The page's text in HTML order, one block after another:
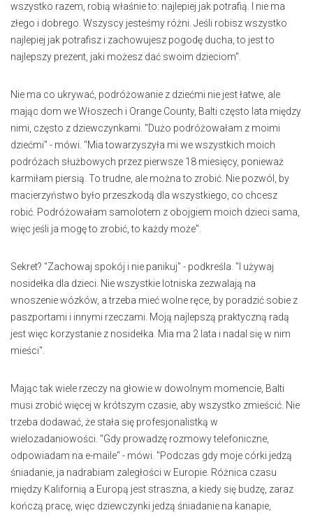
wszystko razem, robią właśnie to: najlepiej jak potrafią. I nie ma
złego i dobrego. Wszyscy jesteśmy różni. Jeśli robisz wszystko
najlepiej jak potrafisz i zachowujesz pogodę ducha, to jest to
najlepszy prezent, jaki możesz dać swoim dzieciom".
Nie ma co ukrywać, podróżowanie z dziećmi nie jest łatwe, ale
mając dom we Włoszech i Orange County, Balti często lata między
nimi, często z dziewczynkami. "Dużo podróżowałam z moimi
dziećmi" - mówi. "Mia towarzyszyła mi we wszystkich moich
podróżach służbowych przez pierwsze 18 miesięcy, ponieważ
karmiłam piersią. To trudne, ale można to zrobić. Nie pozwól, by
macierzyństwo było przeszkodą dla wszystkiego, co chcesz
robić. Podróżowałam samolotem z obojgiem moich dzieci sama,
więc jeśli ja mogę to zrobić, to każdy może".
Sekret? "Zachowaj spokój i nie panikuj" - podkreśla. "I używaj
nosidełka dla dzieci. Nie wszystkie lotniska zezwalają na
wnoszenie wózków, a trzeba mieć wolne ręce, by poradzić sobie z
paszportami i innymi rzeczami. Moją najlepszą praktyczną radą
jest więc korzystanie z nosidełka. Mia ma 2 lata i nadal się w nim
mieści".
Mając tak wiele rzeczy na głowie w dowolnym momencie, Balti
musi zrobić więcej w krótszym czasie, aby wszystko zmieścić. Nie
trzeba dodawać, że stała się profesjonalistką w
wielozadaniowości. "Gdy prowadzę rozmowy telefoniczne,
odpowiadam na e-maile" - mówi. "Podczas gdy moje córki jedzą
śniadanie, ja nadrabiam zaległości w Europie. Różnica czasu
między Kalifornią a Europą jest straszna, a kiedy się budzę, zaraz
kończą pracę, więc dziewczynki jedzą śniadanie na kanapie,